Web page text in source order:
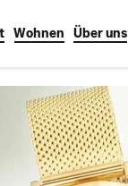
Wohnen Über uns